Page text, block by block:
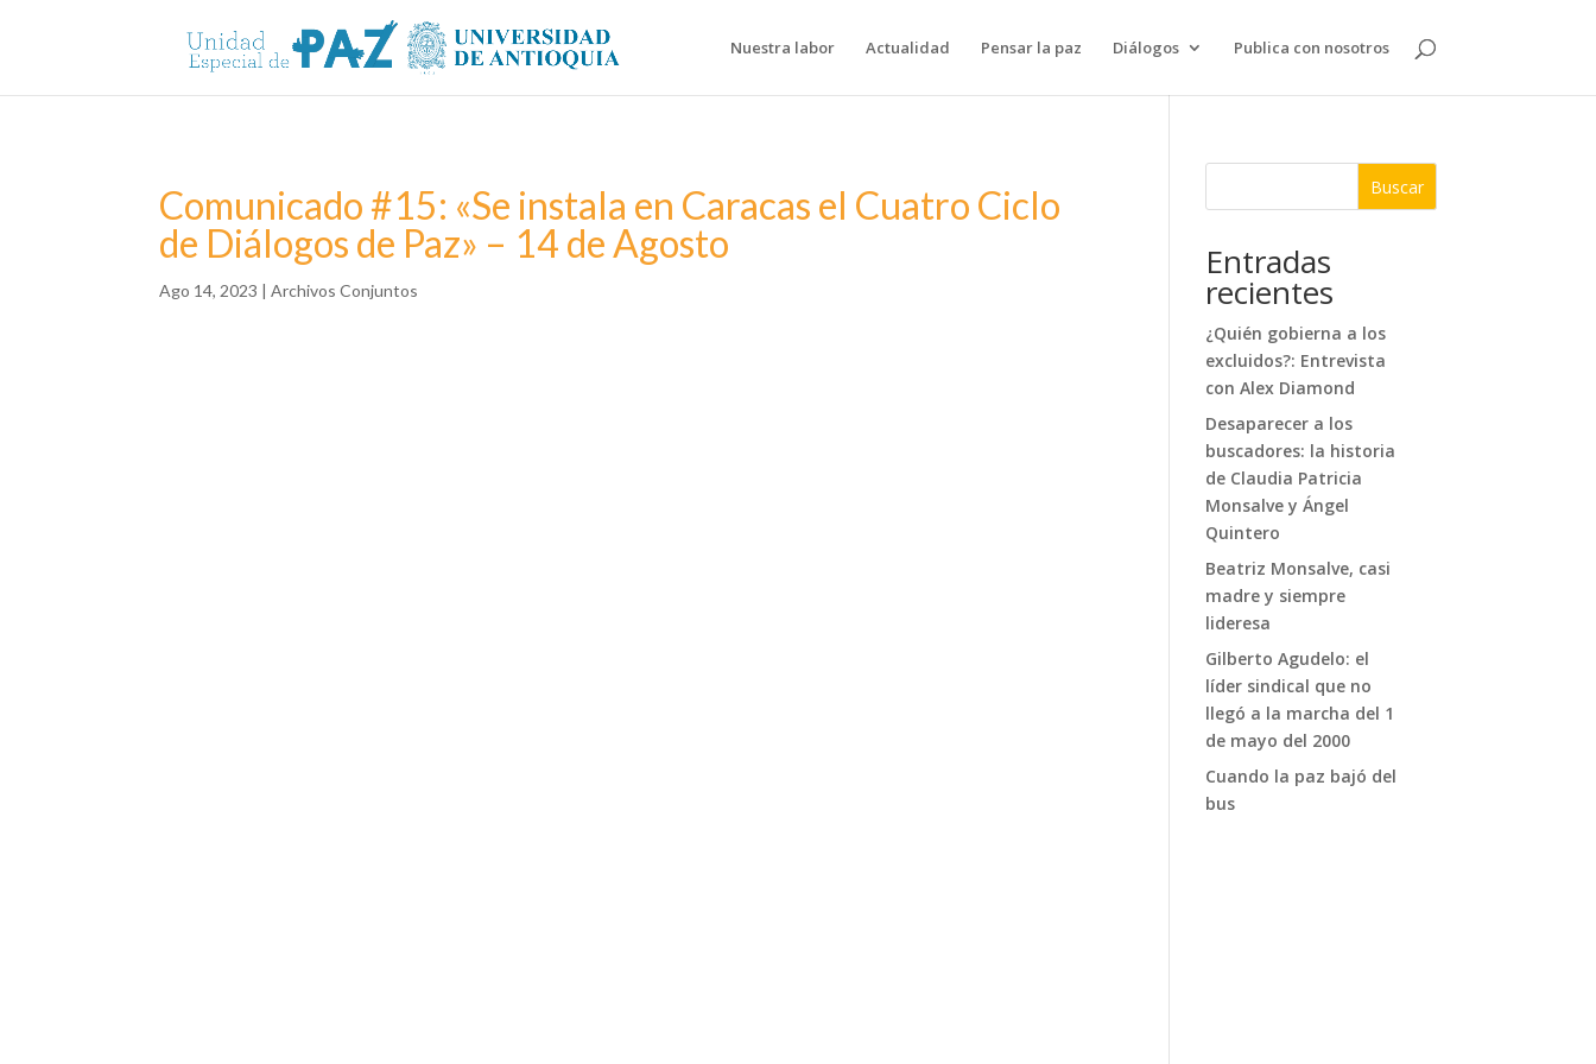
Nuestra labor Actualidad Pensar la paz Diálogos Publica con nosotros
Comunicado #15: «Se instala en Caracas el Cuatro Ciclo
de Diálogos de Paz» – 14 de Agosto
Ago 14, 2023 |Archivos Conjuntos
Buscar
Entradas
recientes
¿Quién gobierna a los
excluidos?: Entrevista
con Alex Diamond
Desaparecer a los
buscadores: la historia
de Claudia Patricia
Monsalve y Ángel
Quintero
Beatriz Monsalve, casi
madre y siempre
lideresa
Gilberto Agudelo: el
líder sindical que no
llegó a la marcha del 1
de mayo del 2000
Cuando la paz bajó del
bus